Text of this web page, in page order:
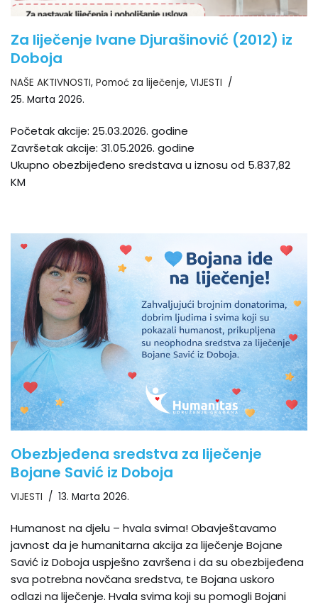
Za liječenje Ivane Djurašinović (2012) iz
Doboja
NAŠE AKTIVNOSTI, Pomoć za liječenje, VIJESTI
25. Marta 2026.
Početak akcije: 25.03.2026. godine
Završetak akcije: 31.05.2026. godine
Ukupno obezbijeđeno sredstava u iznosu od 5.837,82
KM
Obezbjeđena sredstva za liječenje
Bojane Savić iz Doboja
VIJESTI 13. Marta 2026.
Humanost na djelu – hvala svima! Obavještavamo
javnost da je humanitarna akcija za liječenje Bojane
Savić iz Doboja uspješno završena i da su obezbijeđena
sva potrebna novčana sredstva, te Bojana uskoro
odlazi na liječenje. Hvala svima koji su pomogli Bojani